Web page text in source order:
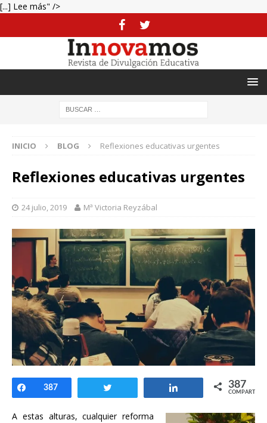
[...] Lee más" />
INICIO BLOG Reflexiones educativas urgentes
Reflexiones educativas urgentes
24 julio, 2019 Mª Victoria Reyzábal
Compartir
387 Compartir 387
COMPARTIR
A estas alturas, cualquier reforma